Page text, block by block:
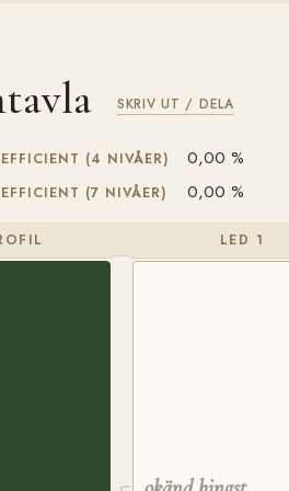
SKRIV UT / DELA
(4 NIVÅER) 0,00 %
(7 NIVÅER) 0,00 %
LED 1